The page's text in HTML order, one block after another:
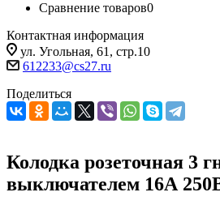
Сравнение товаров0
Контактная информация
ул. Угольная, 61, стр.10
612233@cs27.ru
Поделиться
Колодка розеточная 3
выключателем 16А